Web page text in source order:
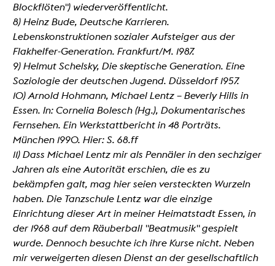
Blockflöten") wiederveröffentlicht.
8) Heinz Bude, Deutsche Karrieren.
Lebenskonstruktionen sozialer Aufsteiger aus der
Flakhelfer-Generation. Frankfurt/M. 1987.
9) Helmut Schelsky, Die skeptische Generation. Eine
Soziologie der deutschen Jugend. Düsseldorf 1957.
10) Arnold Hohmann, Michael Lentz – Beverly Hills in
Essen. In: Cornelia Bolesch (Hg.), Dokumentarisches
Fernsehen. Ein Werkstattbericht in 48 Porträts.
München 1990. Hier: S. 68.ff
11) Dass Michael Lentz mir als Pennäler in den sechziger
Jahren als eine Autorität erschien, die es zu
bekämpfen galt, mag hier seien versteckten Wurzeln
haben. Die Tanzschule Lentz war die einzige
Einrichtung dieser Art in meiner Heimatstadt Essen, in
der 1968 auf dem Räuberball "Beatmusik" gespielt
wurde. Dennoch besuchte ich ihre Kurse nicht. Neben
mir verweigerten diesen Dienst an der gesellschaftlich